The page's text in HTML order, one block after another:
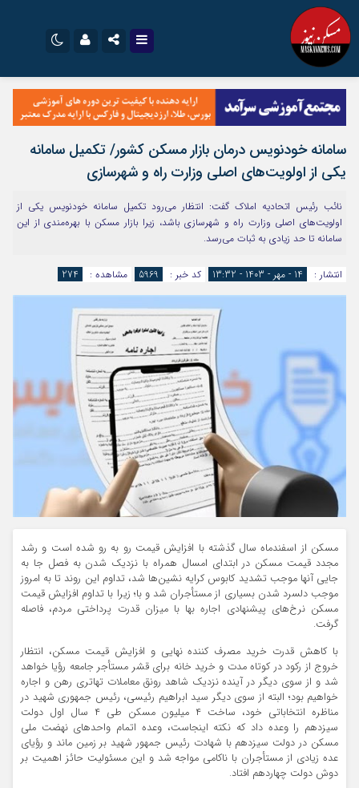
اینستاگرام
تلگرام
سروش
ایتا
آپارات
اپلیکیشن
نام کاربری یا نشانی ایمیل
رمز عبور
مرا به خاطر بسپار
سامانه خودنویس درمان بازار مسکن کشور/ تکمیل سامانه
یکی از اولویت‌های اصلی وزارت راه و شهرسازی
نائب رئیس اتحادیه املاک گفت: انتظار می‌رود تکمیل سامانه خودنویس یکی از
اولویت‌های اصلی وزارت راه و شهرسازی باشد، زیرا بازار مسکن با بهره‌مندی از این
سامانه تا حد زیادی به ثبات می‌رسد.
انتشار : 14 - مهر - 1403 - 13:32 کد خبر : 5969 مشاهده : 274
مسکن از اسفندماه سال گذشته با افزایش قیمت رو به رو شده است و رشد
مجدد قیمت مسکن در ابتدای امسال همراه با نزدیک شدن به فصل جا به
جایی آنها موجب تشدید کابوس کرایه نشین‌ها شد، تداوم این روند تا به امروز
موجب دلسرد شدن بسیاری از مستأجران شد و با؛ زیرا با تداوم افزایش قیمت
مسکن نرخ‌های پیشنهادی اجاره بها با میزان قدرت پرداختی مردم، فاصله
گرفت.
با کاهش قدرت خرید مصرف کننده نهایی و افزایش قیمت مسکن، انتظار
خروج از رکود در کوتاه مدت و خرید خانه برای قشر مستأجر جامعه رؤیا خواهد
شد و از سوی دیگر در آینده نزدیک شاهد رونق معاملات تهاتری رهن و اجاره
خواهیم بود؛ البته از سوی دیگر سید ابراهیم رئیسی، رئیس جمهوری شهید در
مناظره انتخاباتی خود، ساخت ۴ میلیون مسکن طی ۴ سال اول دولت
سیزدهم را وعده داد که نکته اینجاست، وعده اتمام واحدهای نهضت ملی
مسکن در دولت سیزدهم با شهادت رئیس جمهور شهید بر زمین ماند و رؤیای
عده زیادی از مستأجران با ناکامی مواجه شد و این مسئولیت حائز اهمیت بر
دوش دولت چهاردهم افتاد.